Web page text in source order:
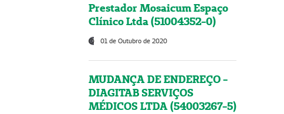
Prestador Mosaicum Espaço
Clínico Ltda (51004352-0)
01 de Outubro de 2020
MUDANÇA DE ENDEREÇO -
DIAGITAB SERVIÇOS
MÉDICOS LTDA (54003267-5)